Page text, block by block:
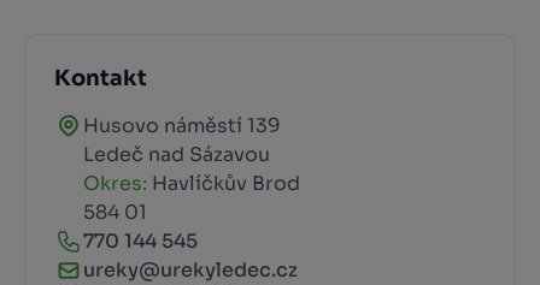
Kontakt
Husovo náměstí 139
Ledeč nad Sázavou
Okres: Havlíčkův Brod
584 01
770 144 545
ureky@urekyledec.cz